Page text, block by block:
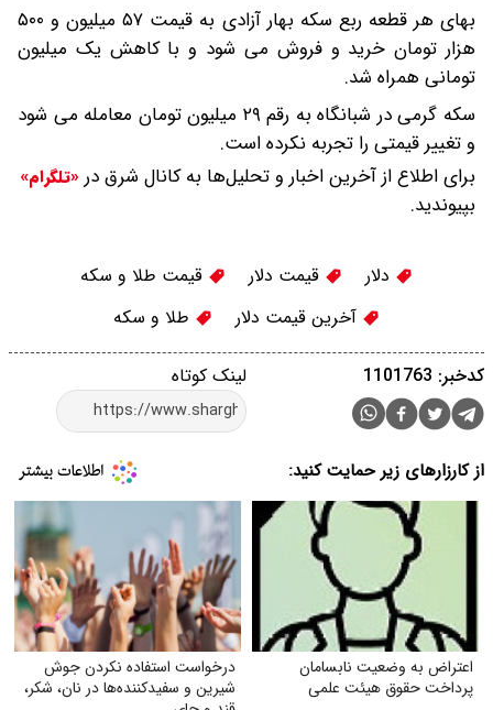
بهای هر قطعه ربع سکه بهار آزادی به قیمت ۵۷ میلیون و ۵۰۰
هزار تومان خرید و فروش می شود و با کاهش یک میلیون
تومانی همراه شد.
سکه گرمی در شبانگاه به رقم ۲۹ میلیون تومان معامله می شود
و تغییر قیمتی را تجربه نکرده است.
برای اطلاع از آخرین اخبار و تحلیل‌ها به کانال شرق در «تلگرام»
بپیوندید.
دلار قیمت دلار
قیمت طلا و سکه
آخرین قیمت دلار
طلا و سکه
لینک کوتاه کدخبر: 1101763
از کارزارهای زیر حمایت کنید:
اعتراض به وضعیت نابسامان
پرداخت حقوق هیئت علمی
درخواست استفاده نکردن جوش
شیرین و سفیدکننده‌ها در نان، شکر،